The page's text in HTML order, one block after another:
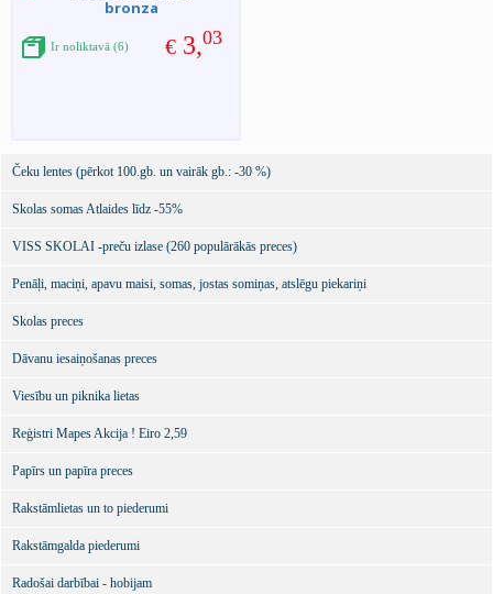
bronza
€ 3,03
Ir noliktavā (6)
Čeku lentes (pērkot 100.gb. un vairāk gb.: -30 %)
Skolas somas Atlaides līdz -55%
VISS SKOLAI -preču izlase (260 populārākās preces)
Penāļi, maciņi, apavu maisi, somas, jostas somiņas, atslēgu piekariņi
Skolas preces
Dāvanu iesaiņošanas preces
Viesību un piknika lietas
Reģistri Mapes Akcija ! Eiro 2,59
Papīrs un papīra preces
Rakstāmlietas un to piederumi
Rakstāmgalda piederumi
Radošai darbībai - hobijam